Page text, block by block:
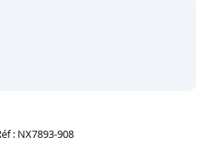
: NX7893-908